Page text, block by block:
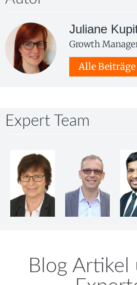
Juliane
Growth
Alle Beiträge
Expert Team
Blog Artikel